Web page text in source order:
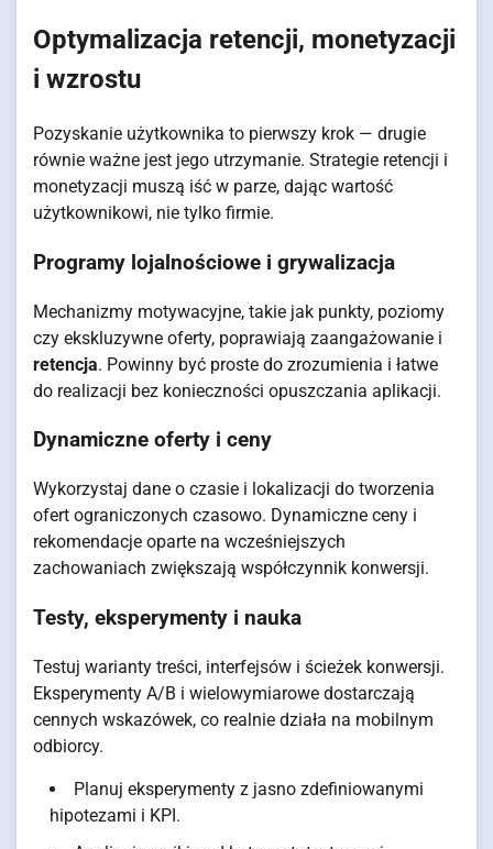
Optymalizacja retencji, monetyzacji
i wzrostu
Pozyskanie użytkownika to pierwszy krok — drugie
równie ważne jest jego utrzymanie. Strategie retencji i
monetyzacji muszą iść w parze, dając wartość
użytkownikowi, nie tylko firmie.
Programy lojalnościowe i grywalizacja
Mechanizmy motywacyjne, takie jak punkty, poziomy
czy ekskluzywne oferty, poprawiają zaangażowanie i
retencja. Powinny być proste do zrozumienia i łatwe
do realizacji bez konieczności opuszczania aplikacji.
Dynamiczne oferty i ceny
Wykorzystaj dane o czasie i lokalizacji do tworzenia
ofert ograniczonych czasowo. Dynamiczne ceny i
rekomendacje oparte na wcześniejszych
zachowaniach zwiększają współczynnik konwersji.
Testy, eksperymenty i nauka
Testuj warianty treści, interfejsów i ścieżek konwersji.
Eksperymenty A/B i wielowymiarowe dostarczają
cennych wskazówek, co realnie działa na mobilnym
odbiorcy.
Planuj eksperymenty z jasno zdefiniowanymi
hipotezami i KPI.